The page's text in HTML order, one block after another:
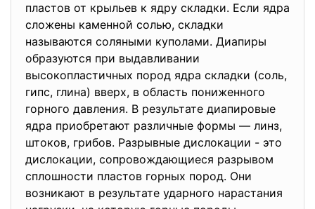
пластов от крыльев к ядру складки. Если ядра
сложены каменной солью, складки
называются соляными куполами. Диапиры
образуются при выдавливании
высокопластичных пород ядра складки (соль,
гипс, глина) вверх, в область пониженного
горного давления. В результате диапировые
ядра приобретают различные формы — линз,
штоков, грибов. Разрывные дислокации - это
дислокации, сопровождающиеся разрывом
сплошности пластов горных пород. Они
возникают в результате ударного нарастания